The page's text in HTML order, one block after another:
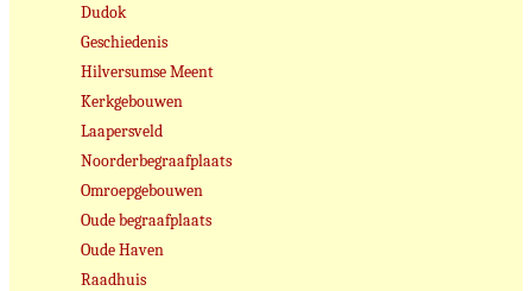
Dudok
Geschiedenis
Hilversumse Meent
Kerkgebouwen
Laapersveld
Noorderbegraafplaats
Omroepgebouwen
Oude begraafplaats
Oude Haven
Raadhuis